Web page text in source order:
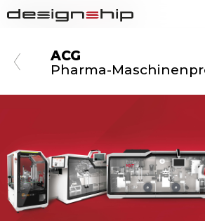
ACG
Pharma-